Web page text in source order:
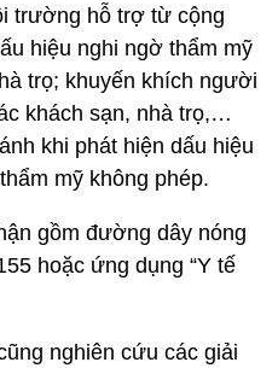
trường hỗ trợ từ cộng
hiệu nghi ngờ thẩm mỹ
trọ; khuyến khích người
khách sạn, nhà trọ,…
khi phát hiện dấu hiệu
mỹ không phép.
gồm đường dây nóng
hoặc ứng dụng “Y tế
nghiên cứu các giải